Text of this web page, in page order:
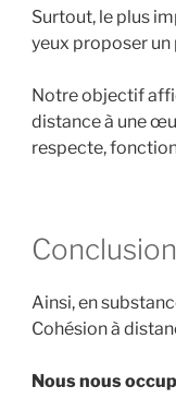
Surtout, le plus
yeux proposer un
Notre objectif
distance à une
respecte,
Conclusion
Ainsi, en
Cohésion à
Nous nous